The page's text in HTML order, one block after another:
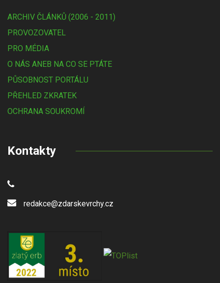
ARCHIV ČLÁNKŮ (2006 - 2011)
PROVOZOVATEL
PRO MÉDIA
O NÁS ANEB NA CO SE PTÁTE
PŮSOBNOST PORTÁLU
PŘEHLED ZKRATEK
OCHRANA SOUKROMÍ
Kontakty
redakce@zdarskevrchy.cz